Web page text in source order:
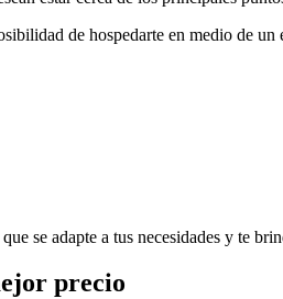
de hospedarte en medio de
se adapte a tus necesidades y te
precio